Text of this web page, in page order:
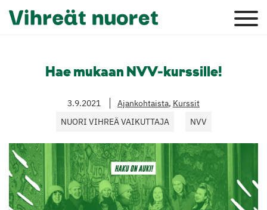
Hae mukaan NVV-kurssille!
3.9.2021 Ajankohtaista, Kurssit
NUORI VIHREÄ VAIKUTTAJA
NVV